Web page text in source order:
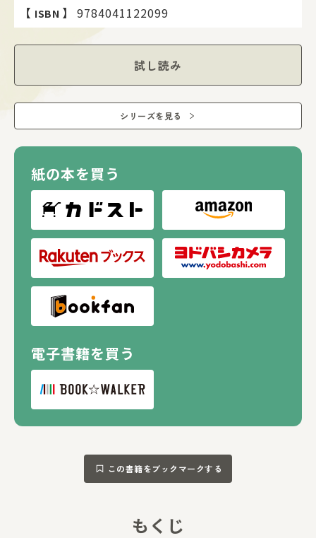
たちの秘密の場所“モモル”を目指す！
【 ISBN 】 9784041122099
試し読み
シリーズを見る
紙の本を買う
電子書籍を買う
この書籍をブックマークする
もくじ